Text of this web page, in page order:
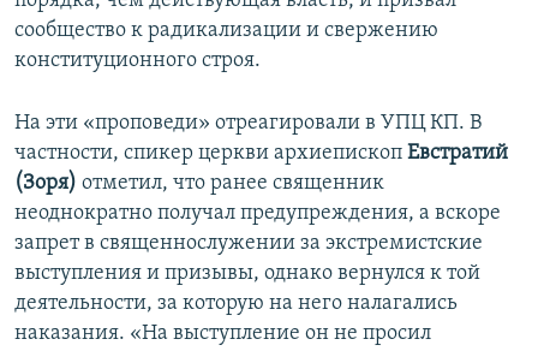
сообщество к радикализации и свержению
конституционного строя.
На эти «проповеди» отреагировали в УПЦ КП. В
частности, спикер церкви архиепископ Евстратий
(Зоря) отметил, что ранее священник
неоднократно получал предупреждения, а вскоре
запрет в священнослужении за экстремистские
выступления и призывы, однако вернулся к той
деятельности, за которую на него налагались
наказания. «На выступление он не просил